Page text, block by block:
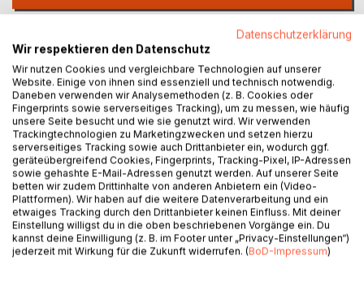
Titel bewerten
BESCHREIBUNG
Die Scharwenka Stiftung Bad Saarow lädt Schulen und
Jugendeinrichtungen ein, das Scharwenka Kulturforum als
Erlebnis- und Bildungsstätte im Sinne eines
Datenschutzerklärung
Wir respektieren den Datenschutz
Wir nutzen Cookies und vergleichbare Technologien auf unserer
Website. Einige von ihnen sind essenziell und technisch notwendig.
Daneben verwenden wir Analysemethoden (z. B. Cookies oder
Fingerprints sowie serverseitiges Tracking), um zu messen, wie häufig
unsere Seite besucht und wie sie genutzt wird. Wir verwenden
Trackingtechnologien zu Marketingzwecken und setzen hierzu
serverseitiges Tracking sowie auch Drittanbieter ein, wodurch ggf.
geräteübergreifend Cookies, Fingerprints, Tracking-Pixel, IP-Adressen
sowie gehashte E-Mail-Adressen genutzt werden. Auf unserer Seite
betten wir zudem Drittinhalte von anderen Anbietern ein (Video-
Plattformen). Wir haben auf die weitere Datenverarbeitung und ein
etwaiges Tracking durch den Drittanbieter keinen Einfluss. Mit deiner
Einstellung willigst du in die oben beschriebenen Vorgänge ein. Du
kannst deine Einwilligung (z. B. im Footer unter „Privacy-Einstellungen“)
jederzeit mit Wirkung für die Zukunft widerrufen. (BoD-Impressum)